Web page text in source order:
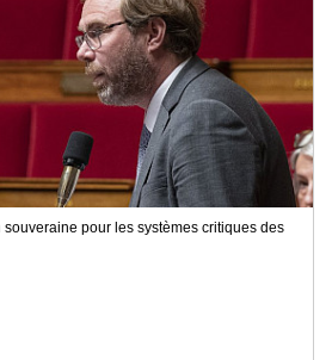
pour les systèmes critiques des